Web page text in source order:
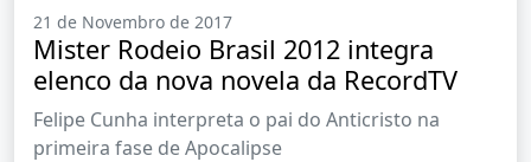
21 de Novembro de 2017
Mister Rodeio Brasil 2012 integra
elenco da nova novela da RecordTV
Felipe Cunha interpreta o pai do Anticristo na
primeira fase de Apocalipse